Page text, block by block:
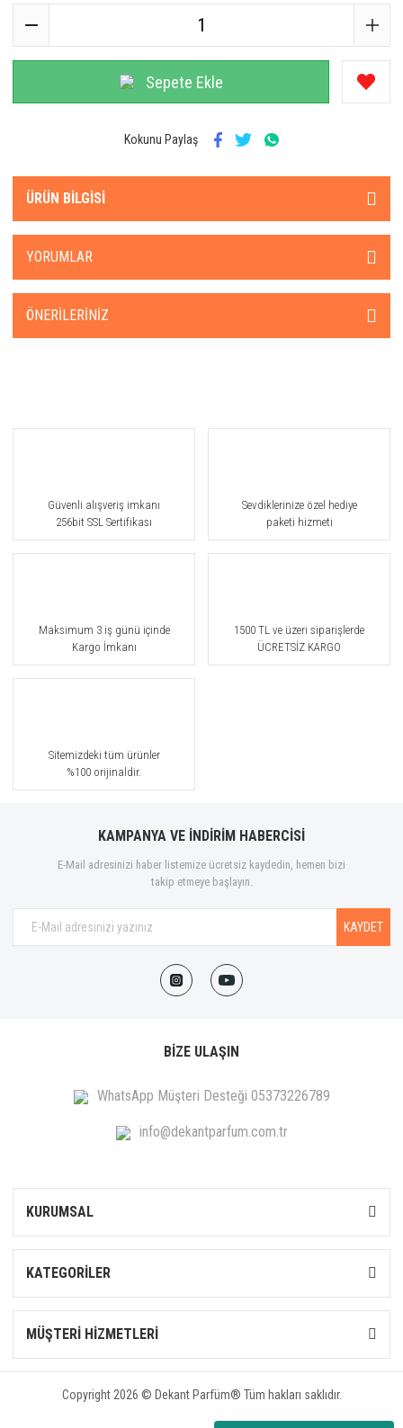
Sepete Ekle
Kokunu Paylaş
ÜRÜN BILGISI
YORUMLAR
ÖNERILERINIZ
Güvenli alışveriş imkanı
256bit SSL Sertifikası
Sevdiklerinize özel hediye
paketi hizmeti
Maksimum 3 iş günü içinde
Kargo İmkanı
1500 TL ve üzeri siparişlerde
ÜCRETSİZ KARGO
Sitemizdeki tüm ürünler
%100 orijinaldir.
KAMPANYA VE İNDİRİM HABERCİSİ
E-Mail adresinizi haber listemize ücretsiz kaydedin, hemen bizi
takip etmeye başlayın.
KAYDET
BİZE ULAŞIN
WhatsApp Müşteri Desteği 05373226789
info@dekantparfum.com.tr
KURUMSAL
KATEGORİLER
MÜŞTERİ HİZMETLERİ
Copyright 2026 © Dekant Parfüm® Tüm hakları saklıdır.